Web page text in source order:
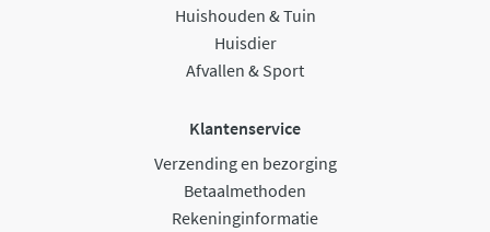
Huishouden & Tuin
Huisdier
Afvallen & Sport
Klantenservice
Verzending en bezorging
Betaalmethoden
Rekeninginformatie